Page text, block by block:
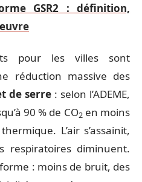
GSR2 : définition,
pour les villes sont
réduction massive des
de serre : selon l’ADEME,
90 % de CO2en moins
L’air s’assainit,
respiratoires diminuent.
: moins de bruit, des